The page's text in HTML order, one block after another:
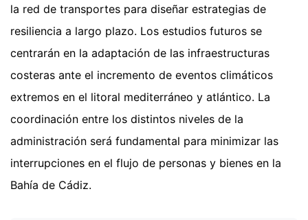
la red de transportes para diseñar estrategias de
resiliencia a largo plazo. Los estudios futuros se
centrarán en la adaptación de las infraestructuras
costeras ante el incremento de eventos climáticos
extremos en el litoral mediterráneo y atlántico. La
coordinación entre los distintos niveles de la
administración será fundamental para minimizar las
interrupciones en el flujo de personas y bienes en la
Bahía de Cádiz.